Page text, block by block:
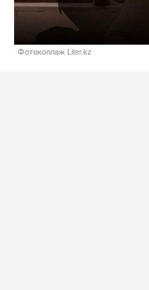
Фотоколлаж Liter.kz